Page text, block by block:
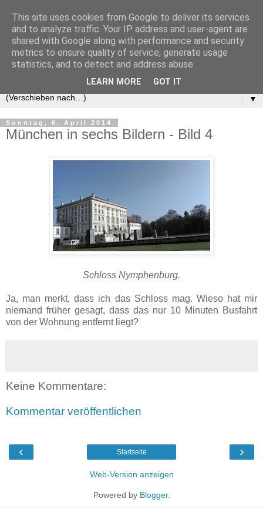
▼
Sonntag, 6. April 2014
München in sechs Bildern - Bild 4
Schloss Nymphenburg.
Ja, man merkt, dass ich das Schloss mag. Wieso hat mir
niemand früher gesagt, dass das nur 10 Minuten Busfahrt
von der Wohnung entfernt liegt?
Keine Kommentare:
Kommentar veröffentlichen
‹ ›
Startseite
Web-Version anzeigen
Powered by Blogger.
This site uses cookies from Google to deliver its services
and to analyze traffic. Your IP address and user-agent are
shared with Google along with performance and security
metrics to ensure quality of service, generate usage
statistics, and to detect and address abuse.
LEARN MORE GOT IT